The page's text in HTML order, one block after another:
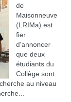
de
Maisonneuve
(LRIMa) est
fier
d’annoncer
que deux
étudiants du
Collège sont
au niveau